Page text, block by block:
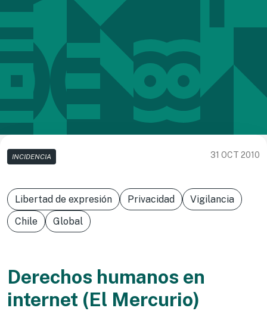
INCIDENCIA 31 OCT 2010
Libertad de expresión Privacidad
Vigilancia
Chile
Global
Derechos humanos en
internet (El Mercurio)